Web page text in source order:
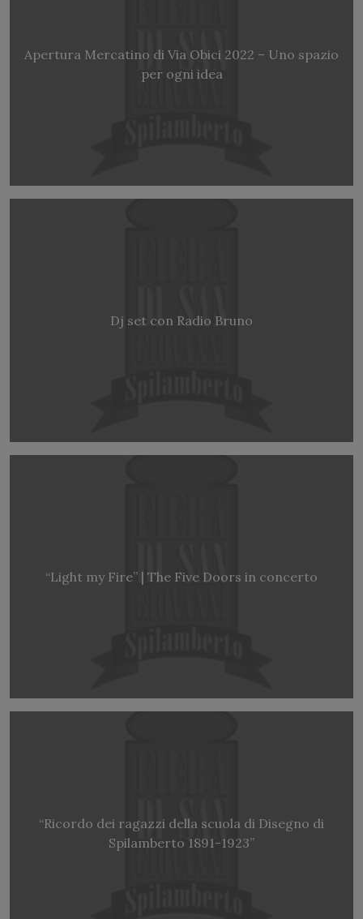
Apertura Mercatino di Via Obici 2022 – Uno spazio
per ogni idea
Dj set con Radio Bruno
“Light my Fire” | The Five Doors in concerto
“Ricordo dei ragazzi della scuola di Disegno di
Spilamberto 1891-1923”